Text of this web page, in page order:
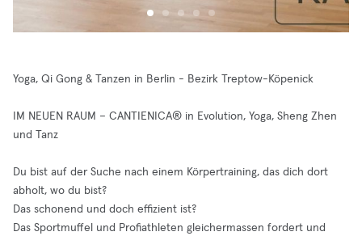
Yoga, Qi Gong & Tanzen in Berlin - Bezirk Treptow-Köpenick
IM NEUEN RAUM – CANTIENICA® in Evolution, Yoga, Sheng Zhen
und Tanz
Du bist auf der Suche nach einem Körpertraining, das dich dort
abholt, wo du bist?
Das schonend und doch effizient ist?
Das Sportmuffel und Profiathleten gleichermassen fordert und